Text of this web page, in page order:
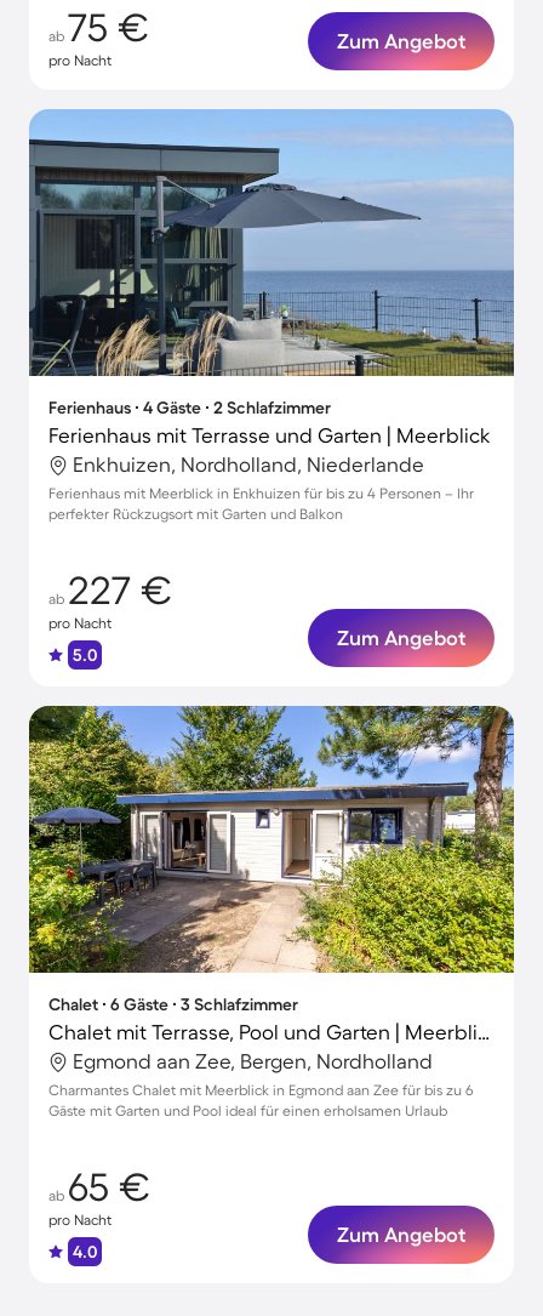
ab 75 €
pro Nacht
Zum Angebot
Ferienhaus ∙ 4 Gäste ∙ 2 Schlafzimmer
Ferienhaus mit Terrasse und Garten | Meerblick
Enkhuizen, Nordholland, Niederlande
Ferienhaus mit Meerblick in Enkhuizen für bis zu 4 Personen – Ihr
perfekter Rückzugsort mit Garten und Balkon
ab 227 €
pro Nacht
5.0
Zum Angebot
Chalet ∙ 6 Gäste ∙ 3 Schlafzimmer
Chalet mit Terrasse, Pool und Garten | Meerblick
Egmond aan Zee, Bergen, Nordholland
Charmantes Chalet mit Meerblick in Egmond aan Zee für bis zu 6
Gäste mit Garten und Pool ideal für einen erholsamen Urlaub
ab 65 €
pro Nacht
4.0
Zum Angebot